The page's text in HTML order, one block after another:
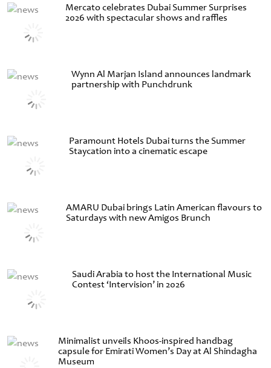
Mercato celebrates Dubai Summer Surprises
2026 with spectacular shows and raffles
Wynn Al Marjan Island announces landmark
partnership with Punchdrunk
Paramount Hotels Dubai turns the Summer
Staycation into a cinematic escape
AMARU Dubai brings Latin American flavours to
Saturdays with new Amigos Brunch
Saudi Arabia to host the International Music
Contest ‘Intervision’ in 2026
Minimalist unveils Khoos-inspired handbag
capsule for Emirati Women’s Day at Al Shindagha
Museum